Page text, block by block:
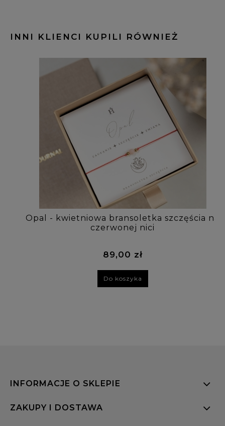
INNI KLIENCI KUPILI RÓWNIEŻ
Opal - kwietniowa bransoletka szczęścia na
czerwonej nici
89,00 zł
Do koszyka
INFORMACJE O SKLEPIE
ZAKUPY I DOSTAWA